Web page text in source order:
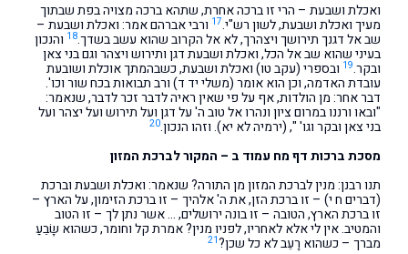
ואכלת ושבעת – הרי זו ברכה אחרת, שתהא ברכה מצויה בפת שבתוך
מעיך ואכלת ושבעת, לשון רש"י.17 ורבי אברהם אמר: ואכלת ושבעת –
שב אל דגנך תירושך ויצהרך, לא אל הקרוב שהוא עשב בשדך.18 והנכון
בעיני שהוא שב אל הכל, ואכלת ושבעת דגן ותירוש ויצהר וגם בני צאן
ובקר.19 ובספרי (עקב טו) ואכלת ושבעת, כשבהמתך אוכלת ושובעת
עובדת האדמה, וכן הוא אומר (משלי יד ד) ורב תבואות בכח שור וכו'.
דבר אחר: מן הולדות, אף על פי שאין ראיה לדבר זכר לדבר, שנאמר:
"ובאו ורננו במרום ציון ונהרו אל טוב ה' על דגן ועל תירוש ועל יצהר ועל
בני צאן ובקר וגו' ", (ירמיה לא יא). וזהו הנכון.20
מסכת ברכות דף מח עמוד ב – המקור לברכת המזון
תנו רבנן: מנין לברכת המזון מן התורה? שנאמר: ואכלת ושבעת וברכת
(דברים ח י) – זו ברכת הזן, את ה' אלהיך – זו ברכת הזימון, על הארץ –
זו ברכת הארץ, הטובה – זו בונה ירושלים, … אשר נתן לך – זו הטוב
והמטיב. אין לי אלא לאחריו, לפניו מנין? אמרת קל וחומר, כשהוא שָׂבֵעַ
מברך – כשהוא רָעֵב לא כל שכן?21